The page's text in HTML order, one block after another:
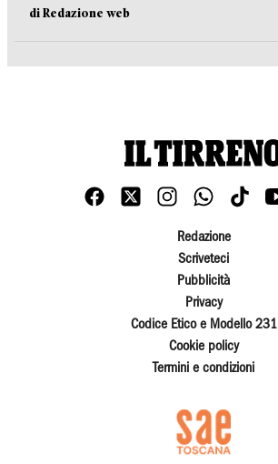
di Redazione web
Redazione
Scriveteci
Pubblicità
Privacy
Codice Etico e Modello 231
Cookie policy
Termini e condizioni